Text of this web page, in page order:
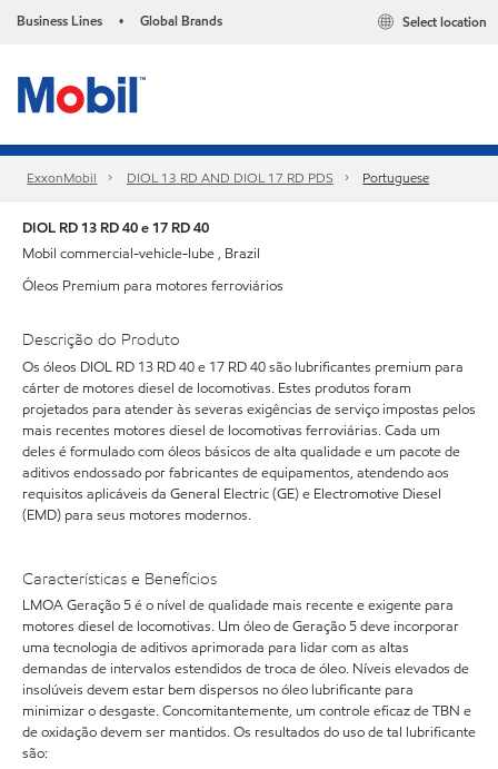
Business Lines • Global Brands Select location
ExxonMobil DIOL 13 RD AND DIOL 17 RD PDS Portuguese
DIOL RD 13 RD 40 e 17 RD 40
Mobil commercial-vehicle-lube , Brazil
Óleos Premium para motores ferroviários
Descrição do Produto
Os óleos DIOL RD 13 RD 40 e 17 RD 40 são lubrificantes premium para
cárter de motores diesel de locomotivas. Estes produtos foram
projetados para atender às severas exigências de serviço impostas pelos
mais recentes motores diesel de locomotivas ferroviárias. Cada um
deles é formulado com óleos básicos de alta qualidade e um pacote de
aditivos endossado por fabricantes de equipamentos, atendendo aos
requisitos aplicáveis da General Electric (GE) e Electromotive Diesel
(EMD) para seus motores modernos.
Características e Benefícios
LMOA Geração 5 é o nível de qualidade mais recente e exigente para
motores diesel de locomotivas. Um óleo de Geração 5 deve incorporar
uma tecnologia de aditivos aprimorada para lidar com as altas
demandas de intervalos estendidos de troca de óleo. Níveis elevados de
insolúveis devem estar bem dispersos no óleo lubrificante para
minimizar o desgaste. Concomitantemente, um controle eficaz de TBN e
de oxidação devem ser mantidos. Os resultados do uso de tal lubrificante
são: